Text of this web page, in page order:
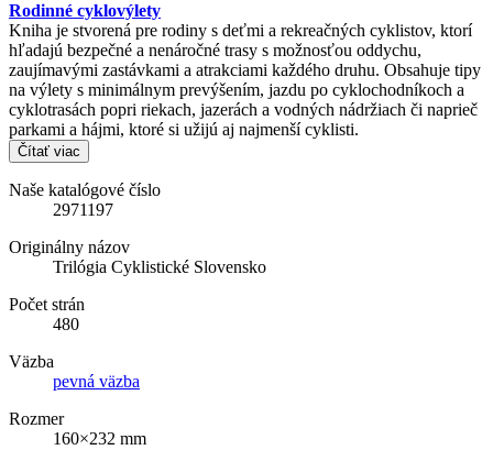
Rodinné cyklovýlety
Kniha je stvorená pre rodiny s deťmi a rekreačných cyklistov, ktorí
hľadajú bezpečné a nenáročné trasy s možnosťou oddychu,
zaujímavými zastávkami a atrakciami každého druhu. Obsahuje tipy
na výlety s minimálnym prevýšením, jazdu po cyklochodníkoch a
cyklotrasách popri riekach, jazerách a vodných nádržiach či naprieč
parkami a hájmi, ktoré si užijú aj najmenší cyklisti.
Čítať viac
Naše katalógové číslo
2971197
Originálny názov
Trilógia Cyklistické Slovensko
Počet strán
480
Väzba
pevná väzba
Rozmer
160×232 mm